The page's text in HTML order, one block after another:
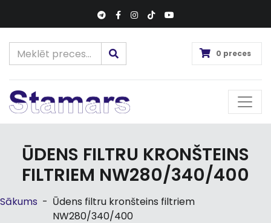
0 preces
ŪDENS FILTRU KRONŠTEINS
FILTRIEM NW280/340/400
Sākums - Ūdens filtru kronšteins filtriem
NW280/340/400